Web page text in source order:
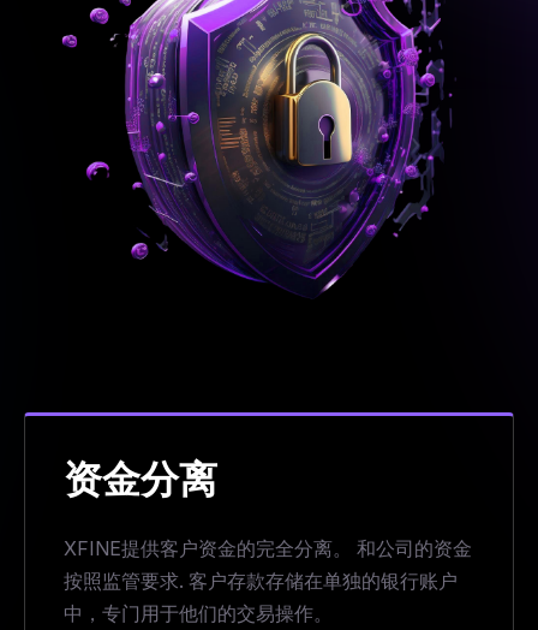
资金分离
XFINE提供客户资金的完全分离。 和公司的资金
按照监管要求. 客户存款存储在单独的银行账户
中，专门用于他们的交易操作。